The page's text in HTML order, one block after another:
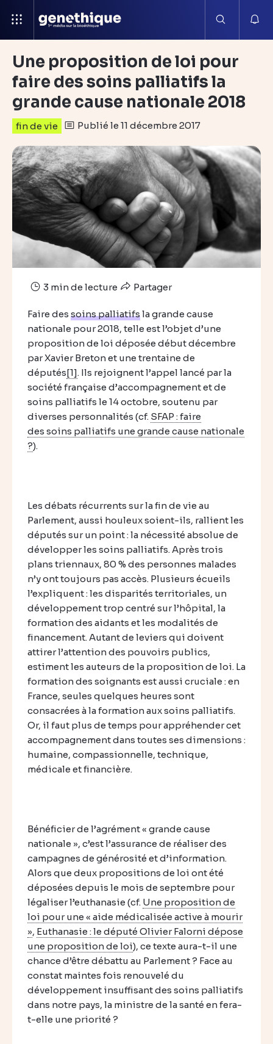
Une proposition de loi pour
faire des soins palliatifs la
grande cause nationale 2018
fin de vie Publié le 11 décembre 2017
3 min de lecture Partager
Faire des soins palliatifsla grande cause
nationale pour 2018, telle est l’objet d’une
proposition de loi déposée début décembre
par Xavier Breton et une trentaine de
députés[1]. Ils rejoignent l’appel lancé par la
société française d’accompagnement et de
soins palliatifs le 14 octobre, soutenu par
diverses personnalités (cf. SFAP : faire
des soins palliatifs une grande cause nationale
?).
Les débats récurrents sur la fin de vie au
Parlement, aussi houleux soient-ils, rallient les
députés sur un point : la nécessité absolue de
développer les soins palliatifs. Après trois
plans triennaux, 80 % des personnes malades
n’y ont toujours pas accès. Plusieurs écueils
l’expliquent : les disparités territoriales, un
développement trop centré sur l’hôpital, la
formation des aidants et les modalités de
financement. Autant de leviers qui doivent
attirer l’attention des pouvoirs publics,
estiment les auteurs de la proposition de loi. La
formation des soignants est aussi cruciale : en
France, seules quelques heures sont
consacrées à la formation aux soins palliatifs.
Or, il faut plus de temps pour appréhender cet
accompagnement dans toutes ses dimensions :
humaine, compassionnelle, technique,
médicale et financière.
Bénéficier de l’agrément « grande cause
nationale », c’est l’assurance de réaliser des
campagnes de générosité et d’information.
Alors que deux propositions de loi ont été
déposées depuis le mois de septembre pour
légaliser l’euthanasie (cf. Une proposition de
loi pour une « aide médicalisée active à mourir
», Euthanasie : le député Olivier Falorni dépose
une proposition de loi), ce texte aura-t-il une
chance d’être débattu au Parlement ? Face au
constat maintes fois renouvelé du
développement insuffisant des soins palliatifs
dans notre pays, la ministre de la santé en fera-
t-elle une priorité ?